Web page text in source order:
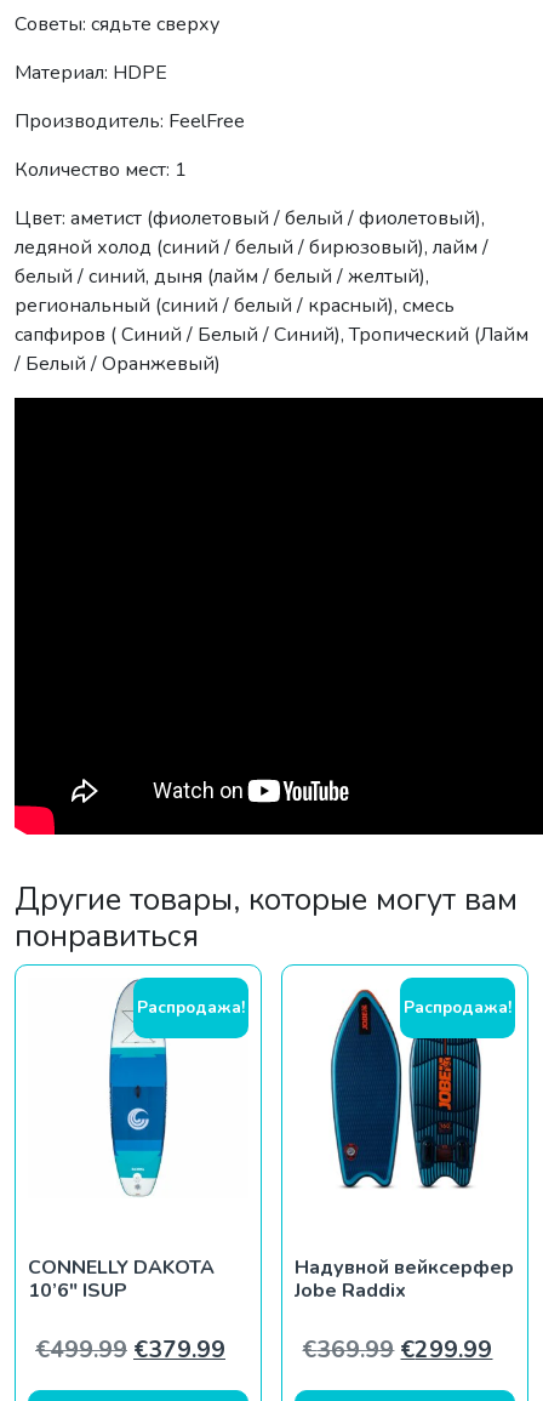
Советы: сядьте сверху
Материал: HDPE
Производитель: FeelFree
Количество мест: 1
Цвет: аметист (фиолетовый / белый / фиолетовый),
ледяной холод (синий / белый / бирюзовый), лайм /
белый / синий, дыня (лайм / белый / желтый),
региональный (синий / белый / красный), смесь
сапфиров ( Синий / Белый / Синий), Тропический (Лайм
/ Белый / Оранжевый)
Другие товары, которые могут вам
понравиться
Распродажа!
CONNELLY DAKOTA
10’6″ ISUP
€499.99 Первоначальная цена составляла
€379.99 Текущая цена: €379.99.
Распродажа!
Надувной вейксерфер
Jobe Raddix
€369.99 €299.99